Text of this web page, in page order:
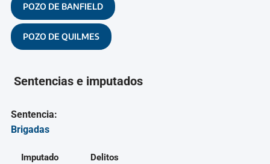
POZO DE BANFIELD
POZO DE QUILMES
Sentencias e imputados
Sentencia:
Brigadas
Imputado Delitos